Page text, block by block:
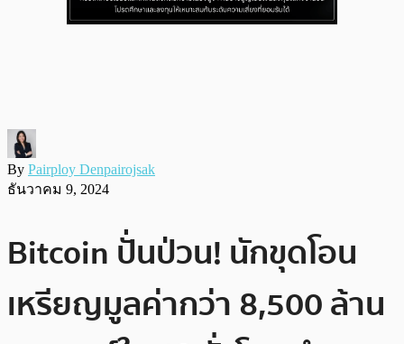
By Pairploy Denpairojsak
ธันวาคม 9, 2024
Bitcoin ปั่นป่วน! นักขุดโอน
เหรียญมูลค่ากว่า 8,500 ล้าน